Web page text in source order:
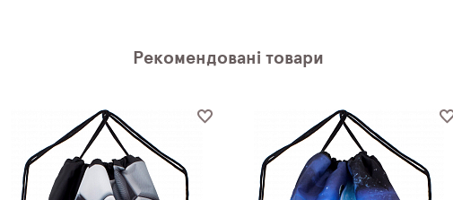
Рекомендовані товари